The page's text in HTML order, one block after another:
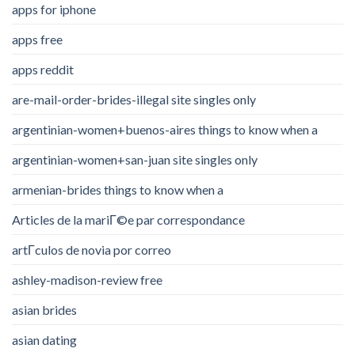
apps for iphone
apps free
apps reddit
are-mail-order-brides-illegal site singles only
argentinian-women+buenos-aires things to know when a
argentinian-women+san-juan site singles only
armenian-brides things to know when a
Articles de la mariГ©e par correspondance
artГ­culos de novia por correo
ashley-madison-review free
asian brides
asian dating